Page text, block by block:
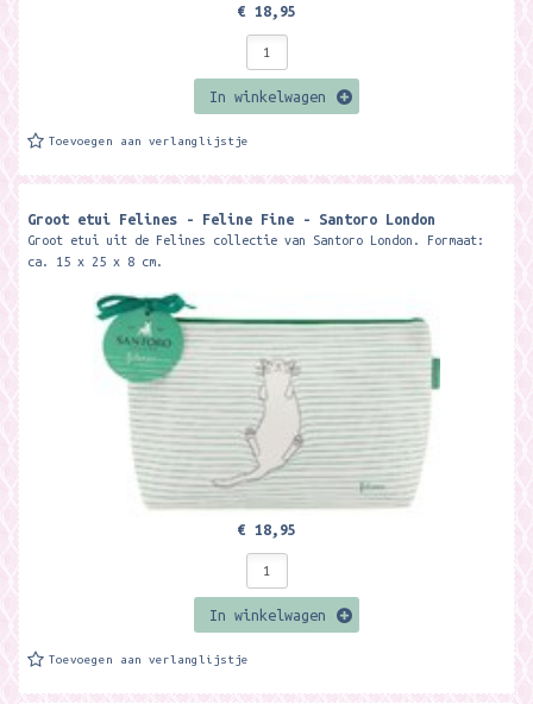
€ 18,95
In winkelwagen
Toevoegen aan verlanglijstje
Groot etui Felines - Feline Fine - Santoro London
Groot etui uit de Felines collectie van Santoro London. Formaat:
ca. 15 x 25 x 8 cm.
€ 18,95
In winkelwagen
Toevoegen aan verlanglijstje